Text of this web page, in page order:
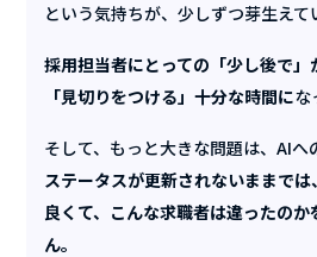
という気持ちが、少しずつ芽生えて
採用担当者にとっての「少し後で
「見切りをつける」十分な時間にな
そして、もっと大きな問題は、AIへ
ステータスが更新されないままで
良くて、こんな求職者は違ったの
ん。